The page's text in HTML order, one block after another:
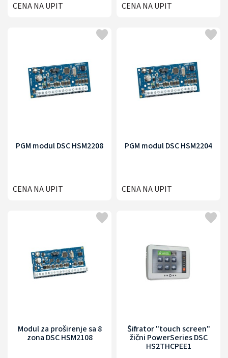
CENA NA UPIT CENA NA UPIT
PGM modul DSC HSM2208
CENA NA UPIT
PGM modul DSC HSM2204
CENA NA UPIT
Modul za proširenje sa 8
zona DSC HSM2108
Šifrator "touch screen"
žični PowerSeries DSC
HS2THCPEE1